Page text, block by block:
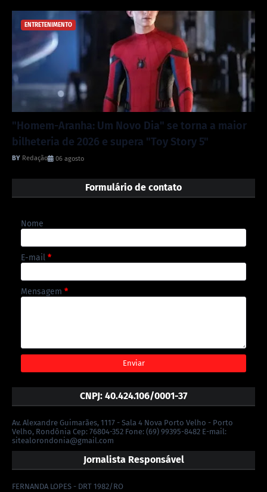
ENTRETENIMENTO
"Homem-Aranha: Um Novo Dia" se torna a maior
bilheteria de 2026 e supera "Toy Story 5"
Redação 06 agosto
Formulário de contato
Nome
E-mail *
Mensagem *
CNPJ: 40.424.106/0001-37
Av. Alexandre Guimarães, 1117 - Sala 4 Nova Porto Velho - Porto
Velho, Rondônia Cep: 76804-352 Fone: (69) 99395-8482 E-mail:
sitealorondonia@gmail.com
Jornalista Responsável
FERNANDA LOPES - DRT 1982/RO